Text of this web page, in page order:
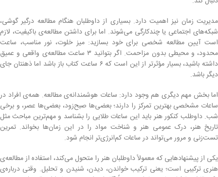
مدیریت زمان نیز اهمیت دارد. بسیاری از داوطلبان هنگام مطالعه درگیر گوشی،
شبکه‌های اجتماعی یا چندکارگی می‌شوند. اما برای داشتن مطالعه‌ی باکیفیت، لازم
است آیین مطالعه شخصی برای خود بسازید: میز خلوت، نور مناسب، ساعت
محدود، و محیطی بدون مزاحمت. اگر بتوانید ۳ ساعت مطالعه‌ی واقعی و عمیق
داشته باشید، بسیار مؤثرتر از این است که ۶ ساعت کتاب باز باشد اما ذهنتان جای
دیگر باشد.
اما بخش مهم دیگری هم وجود دارد: ساعات هوشمندانه‌ی مطالعه. همه‌ی افراد در
ساعات مشخصی بهترین تمرکز را دارند؛ بعضی‌ها صبح‌زود، بعضی‌ها عصر، و برخی
شب. داوطلب کنکور هنر باید این ساعات طلایی را بشناسد و مهم‌ترین مباحث مثل
تاریخ هنر، درک عمومی هنر و شناخت مواد را در این زمان‌ها بخواند. تمرین
تست‌زنی و مرور می‌تواند در ساعات کم‌انرژی‌تر انجام شود.
یکی از پیشنهادهایی که معمولاً داوطلبان هنر را متحول می‌کند، استفاده از مطالعه‌ی
هنری ترکیبی است؛ یعنی ترکیب خواندن، دیدن، شنیدن و تحلیل. وقتی درباره‌ی